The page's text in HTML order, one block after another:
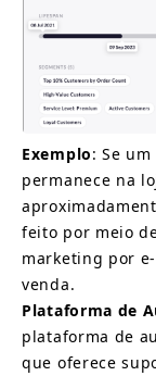
Exemplo: Se
permanece na
feito por meio
marketing por
venda.
Plataforma de
plataforma de
que oferece